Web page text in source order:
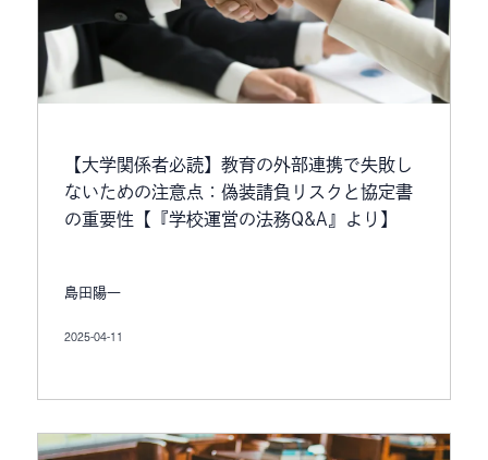
【大学関係者必読】教育の外部連携で失敗し
ないための注意点：偽装請負リスクと協定書
の重要性【『学校運営の法務Q&A』より】
島田陽一
2025-04-11